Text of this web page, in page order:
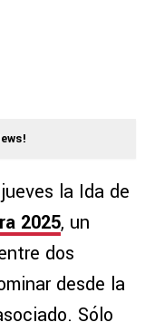
la Ida de
2025, un
dos
desde la
Sólo